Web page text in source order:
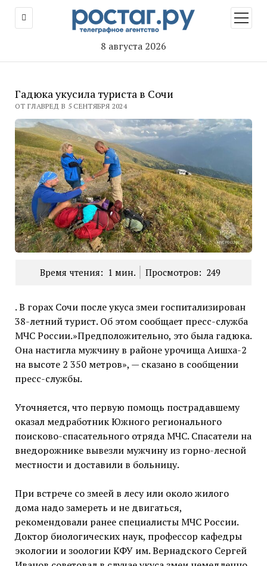
8 августа 2026
меню
Гадюка укусила туриста в Сочи
ОТ ГЛАВРЕД В 5 СЕНТЯБРЯ 2024
Время чтения: 1 мин. Просмотров: 249
. В горах Сочи после укуса змеи госпитализирован
38-летний турист. Об этом сообщает пресс-служба
МЧС России.»Предположительно, это была гадюка.
Она настигла мужчину в районе урочища Аишха-2
на высоте 2 350 метров», — сказано в сообщении
пресс-службы.
Уточняется, что первую помощь пострадавшему
оказал медработник Южного регионального
поисково-спасательного отряда МЧС. Спасатели на
внедорожнике вывезли мужчину из горно-лесной
местности и доставили в больницу.
При встрече со змеей в лесу или около жилого
дома надо замереть и не двигаться,
рекомендовали ранее специалисты МЧС России.
Доктор биологических наук, профессор кафедры
экологии и зоологии КФУ им. Вернадского Сергей